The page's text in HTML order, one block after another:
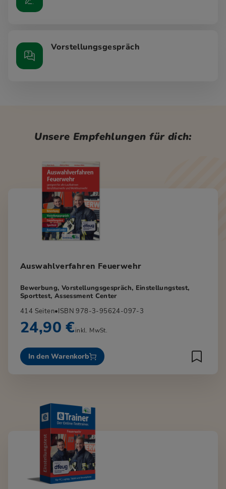
Vorstellungsgespräch
Unsere Empfehlungen für dich:
Auswahlverfahren Feuerwehr
Bewerbung, Vorstellungsgespräch, Einstellungstest,
Sporttest, Assessment Center
414 Seiten•ISBN 978-3-95624-097-3
24,90 €inkl. MwSt.
In den Warenkorb